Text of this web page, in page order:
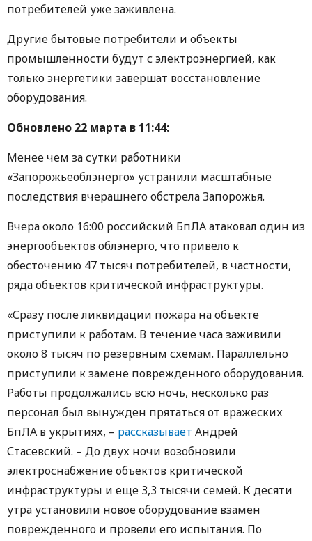
потребителей уже заживлена.
Другие бытовые потребители и объекты
промышленности будут с электроэнергией, как
только энергетики завершат восстановление
оборудования.
Обновлено 22 марта в 11:44:
Менее чем за сутки работники
«Запорожьеоблэнерго» устранили масштабные
последствия вчерашнего обстрела Запорожья.
Вчера около 16:00 российский БпЛА атаковал один из
энергообъектов облэнерго, что привело к
обесточению 47 тысяч потребителей, в частности,
ряда объектов критической инфраструктуры.
«Сразу после ликвидации пожара на объекте
приступили к работам. В течение часа заживили
около 8 тысяч по резервным схемам. Параллельно
приступили к замене поврежденного оборудования.
Работы продолжались всю ночь, несколько раз
персонал был вынужден прятаться от вражеских
БпЛА в укрытиях, – рассказывает Андрей
Стасевский. – До двух ночи возобновили
электроснабжение объектов критической
инфраструктуры и еще 3,3 тысячи семей. К десяти
утра установили новое оборудование взамен
поврежденного и провели его испытания. По